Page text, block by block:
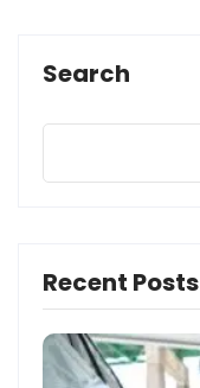
Search
Recent Posts